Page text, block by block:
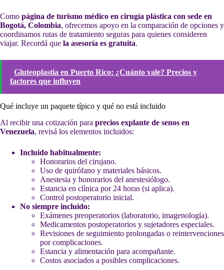
Como página de turismo médico en cirugía plástica con sede en
Bogotá, Colombia, ofrecemos apoyo en la comparación de opciones y
coordinamos rutas de tratamiento seguras para quienes consideren
viajar. Recordá que la asesoría es gratuita.
Gluteoplastia en Puerto Rico: ¿Cuánto vale? Precios y
factores que influyen
Qué incluye un paquete típico y qué no está incluido
Al recibir una cotización para precios explante de senos en
Venezuela, revisá los elementos incluidos:
Incluido habitualmente:
Honorarios del cirujano.
Uso de quirófano y materiales básicos.
Anestesia y honorarios del anestesiólogo.
Estancia en clínica por 24 horas (si aplica).
Control postoperatorio inicial.
No siempre incluido:
Exámenes preoperatorios (laboratorio, imagenología).
Medicamentos postoperatorios y sujetadores especiales.
Revisiones de seguimiento prolongadas o reintervenciones
por complicaciones.
Estancia y alimentación para acompañante.
Costos asociados a posibles complicaciones.